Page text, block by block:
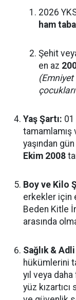
2026
ham
Şehit
en az
(Emniyet
Yaş Şartı: 01
tamamlamış
yaşından
Ekim 2008
Boy ve Kilo
erkekler için
Beden Kitle
arasında
Sağlık &
hükümlerini
yıl veya
yüz